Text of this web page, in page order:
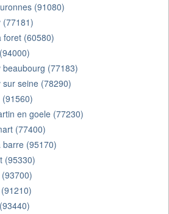
(91080)
(77181)
foret (60580)
(77183)
seine (78290)
en goele (77230)
(77400)
barre (95170)
(95330)